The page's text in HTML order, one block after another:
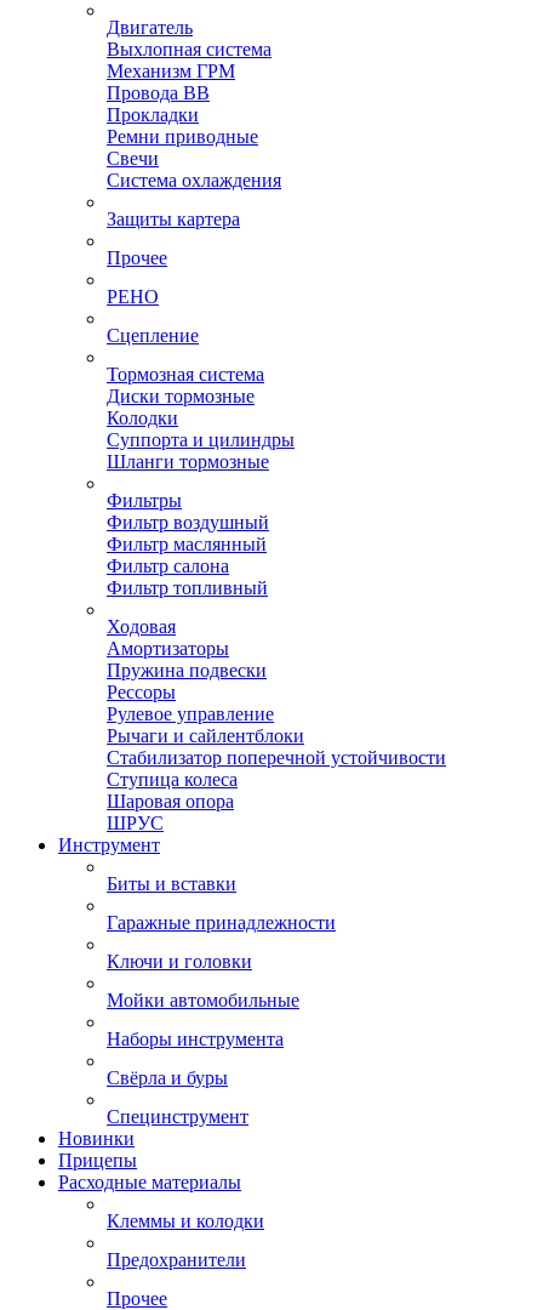
Двигатель
Выхлопная система
Механизм ГРМ
Провода ВВ
Прокладки
Ремни приводные
Свечи
Система охлаждения
Защиты картера
Прочее
РЕНО
Сцепление
Тормозная система
Диски тормозные
Колодки
Суппорта и цилиндры
Шланги тормозные
Фильтры
Фильтр воздушный
Фильтр маслянный
Фильтр салона
Фильтр топливный
Ходовая
Амортизаторы
Пружина подвески
Рессоры
Рулевое управление
Рычаги и сайлентблоки
Стабилизатор поперечной устойчивости
Ступица колеса
Шаровая опора
ШРУС
Инструмент
Биты и вставки
Гаражные принадлежности
Ключи и головки
Мойки автомобильные
Наборы инструмента
Свёрла и буры
Специнструмент
Новинки
Прицепы
Расходные материалы
Клеммы и колодки
Предохранители
Прочее